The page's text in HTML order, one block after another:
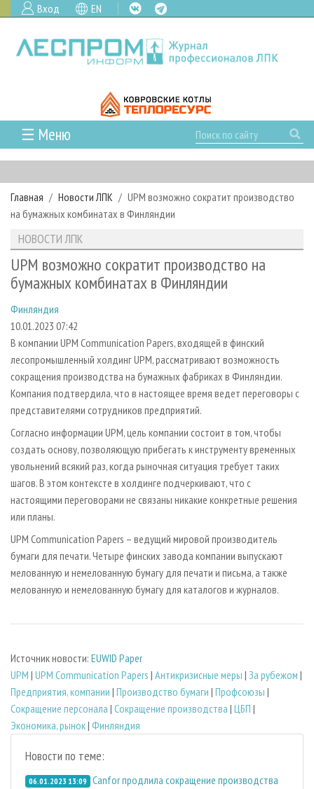
Вход EN
☰ Меню
ГЛАВНАЯ
РУБРИКИ И ТЕМЫ
РУБРИКИ ЖУРНАЛА
ЛЕСОЗАГОТОВКА
ЛЕСОПИЛЕНИЕ
СУШКА ДРЕВЕСИНЫ
ПРОИЗВОДСТВО ДРЕВЕСНЫХ ПЛИТ
ДЕРЕВЯННОЕ ДОМОСТРОЕНИЕ
ПРОИЗВОДСТВО МЕБЕЛИ
БИОЭНЕРГЕТИКА
ЦБП
ИНСТРУМЕНТ И МАТЕРИАЛЫ
НОВОСТИ
НОВОСТИ ЛПК
НОВОСТИ ЖУРНАЛА
ПРОЕКТЫ ЛПИ
АНАЛИТИКА
ПРЕДПРИЯТИЯ ЛПК
ПЕРСОНЫ
МОБИЛЬНЫЕ ВЫСТАВКИ
ОФИЦИАЛЬНЫЕ ДЕЛЕГАЦИИ
ПРИОРИТЕТНЫЕ ИНВЕСТПРОЕКТЫ
RUSSIAN FORESTRY REVIEW
ГАЗЕТА ЛЕСПРОМФОРУМ
БИБЛИОТЕКА СПЕЦИАЛИСТА
АРХИВ
АРХИВ ЖУРНАЛОВ
О ЖУРНАЛЕ
КОНТАКТЫ
РЕКЛАМОДАТЕЛЯМ
РЕКЛАМА
РЕКЛАМА НА САЙТЕ
Главная Новости ЛПК
UPM возможно сократит производство
на бумажных комбинатах в Финляндии
НОВОСТИ ЛПК
UPM возможно сократит производство на
бумажных комбинатах в Финляндии
Финляндия
10.01.2023 07:42
В компании UPM Communication Papers, входящей в финский
лесопромышленный холдинг UPM, рассматривают возможность
сокращения производства на бумажных фабриках в Финляндии.
Компания подтвердила, что в настоящее время ведет переговоры с
представителями сотрудников предприятий.
Согласно информации UPM, цель компании состоит в том, чтобы
создать основу, позволяющую прибегать к инструменту временных
увольнений всякий раз, когда рыночная ситуация требует таких
шагов. В этом контексте в холдинге подчеркивают, что с
настоящими переговорами не связаны никакие конкретные решения
или планы.
UPM Communication Papers – ведущий мировой производитель
бумаги для печати. Четыре финских завода компании выпускают
мелованную и немелованную бумагу для печати и письма, а также
мелованную и немелованную бумагу для каталогов и журналов.
Источник новости: EUWID Paper
UPM | UPM Communication Papers | Антикризисные меры | За рубежом |
Предприятия, компании | Производство бумаги | Профсоюзы |
Сокращение персонала | Сокращение производства | ЦБП |
Экономика, рынок| Финляндия
Новости по теме:
06.01.2023 13:09 Canfor продлила сокращение производства